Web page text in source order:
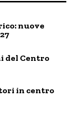
nuove
del Centro
in centro